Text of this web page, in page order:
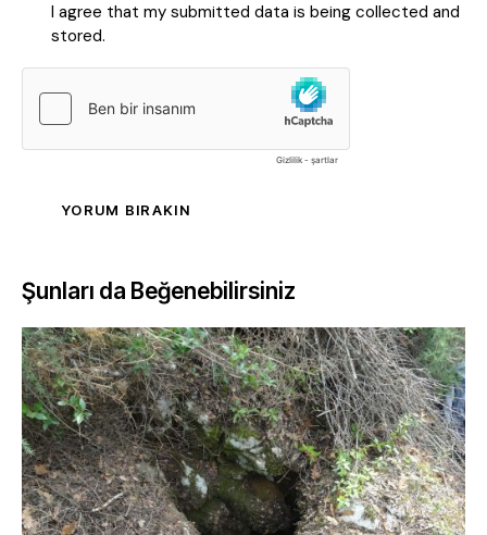
I agree that my submitted data is being collected and
stored.
Şunları da Beğenebilirsiniz